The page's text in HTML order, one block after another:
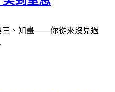
三、知畫——你從來沒見過